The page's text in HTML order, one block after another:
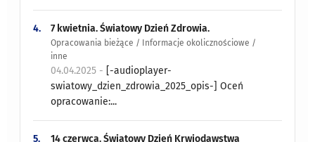
4. 7 kwietnia. Światowy Dzień Zdrowia.
Opracowania bieżące / Informacje okolicznościowe /
inne
04.04.2025 - [-audioplayer-
swiatowy_dzien_zdrowia_2025_opis-] Oceń
opracowanie:...
5. 14 czerwca. Światowy Dzień Krwiodawstwa